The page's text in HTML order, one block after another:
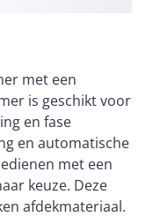
met een
is geschikt voor
en fase
en automatische
met een
keuze. Deze
afdekmateriaal.